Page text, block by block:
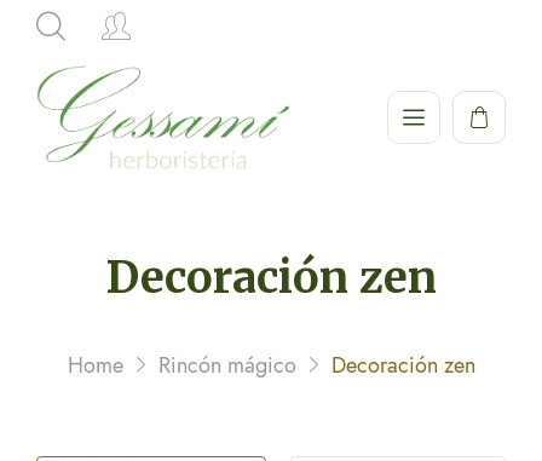
Hi,
Decoración zen
Home Rincón mágico Decoración zen